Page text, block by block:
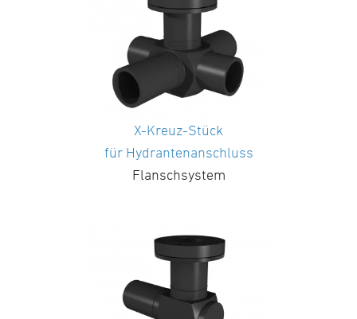
X-Kreuz-Stück
für Hydrantenanschluss
Flanschsystem